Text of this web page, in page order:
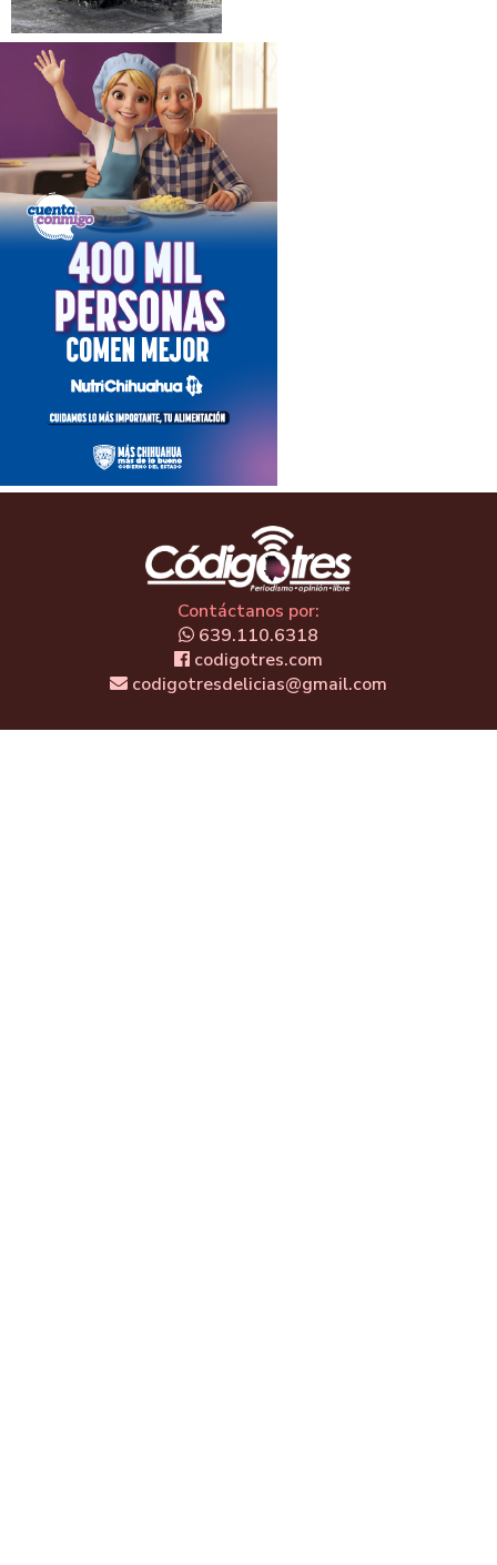
Contáctanos por:
639.110.6318
codigotres.com
codigotresdelicias@gmail.com